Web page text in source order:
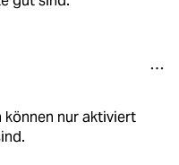
können nur aktiviert